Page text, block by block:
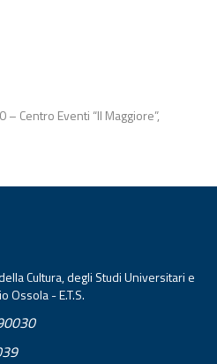
Centro Eventi “Il Maggiore”,
Cultura, degli Studi Universitari e
Ossola - E.T.S.